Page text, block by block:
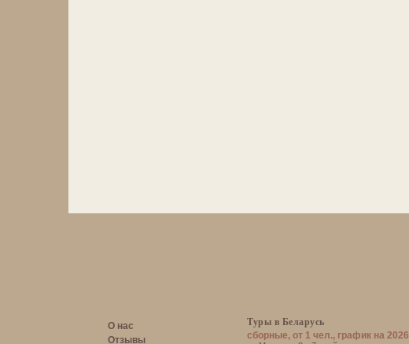
О нас
Отзывы
Туры в Беларусь
сборные, от 1 чел., график на 2026